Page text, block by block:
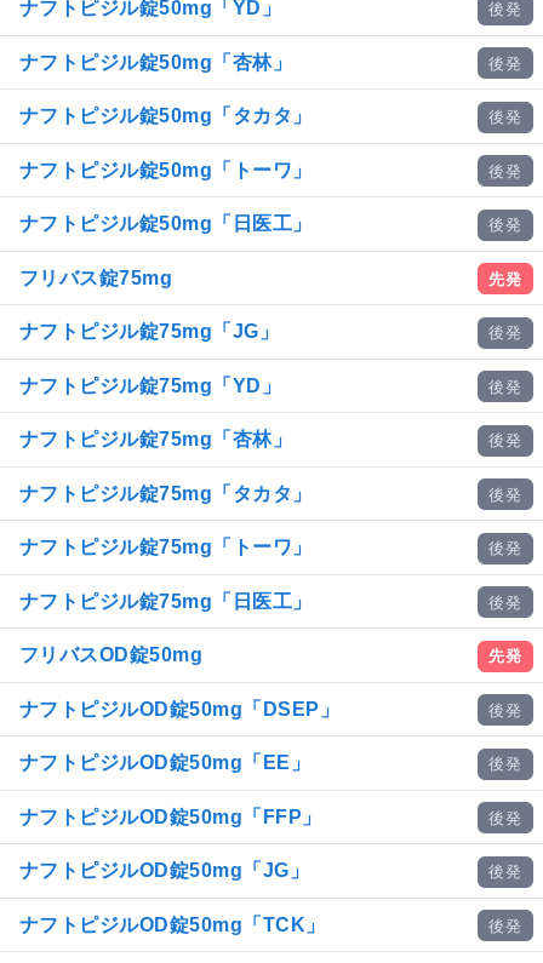
ナフトピジル錠50mg「YD」 後発
ナフトピジル錠50mg「杏林」 後発
ナフトピジル錠50mg「タカタ」 後発
ナフトピジル錠50mg「トーワ」 後発
ナフトピジル錠50mg「日医工」 後発
フリバス錠75mg 先発
ナフトピジル錠75mg「JG」 後発
ナフトピジル錠75mg「YD」 後発
ナフトピジル錠75mg「杏林」 後発
ナフトピジル錠75mg「タカタ」 後発
ナフトピジル錠75mg「トーワ」 後発
ナフトピジル錠75mg「日医工」 後発
フリバスOD錠50mg 先発
ナフトピジルOD錠50mg「DSEP」 後発
ナフトピジルOD錠50mg「EE」 後発
ナフトピジルOD錠50mg「FFP」 後発
ナフトピジルOD錠50mg「JG」 後発
ナフトピジルOD錠50mg「TCK」 後発